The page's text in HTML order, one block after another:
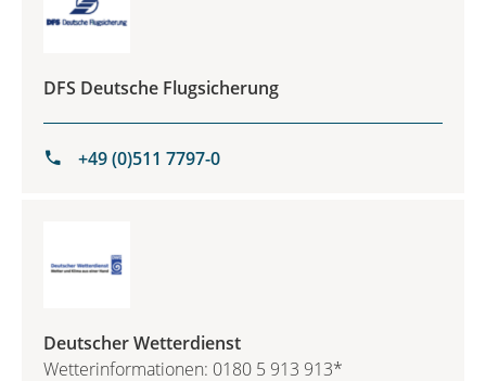
DFS Deutsche Flugsicherung
+49 (0)511 7797-0
Deutscher Wetterdienst
Wetterinformationen: 0180 5 913 913*